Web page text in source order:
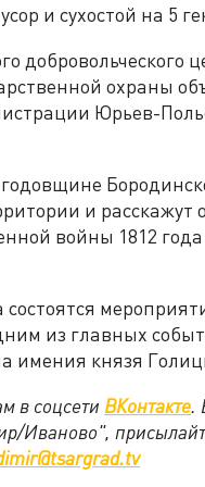
и сухостой на 5
добровольческого
охраны
Юрьев-
и
войны 1812
из главных
имения князя
в соцсети ВКонтакте.
Иваново",